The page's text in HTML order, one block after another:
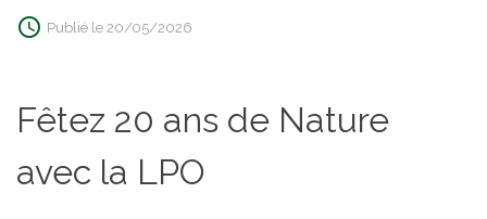
Publié le 20/05/2026
Fêtez 20 ans de Nature
avec la LPO